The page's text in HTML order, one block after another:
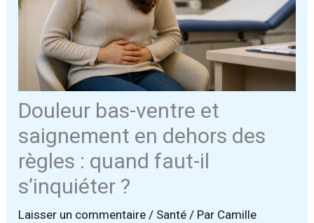
Douleur bas-ventre et
saignement en dehors des
règles : quand faut-il
s’inquiéter ?
Laisser un commentaire / Santé / Par Camille